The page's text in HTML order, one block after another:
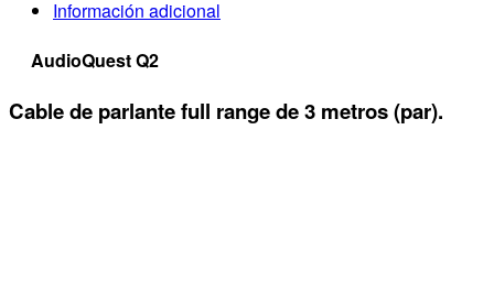
Información adicional
AudioQuest Q2
Cable de parlante full range de 3 metros (par).